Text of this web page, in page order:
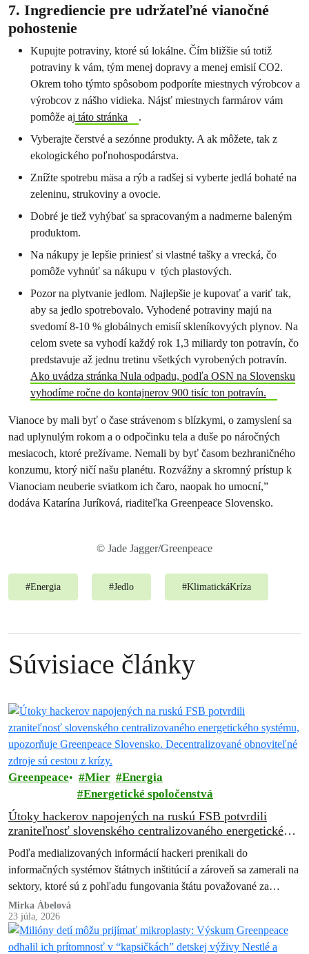
7. Ingrediencie pre udržateľné vianočné
pohostenie
Kupujte potraviny, ktoré sú lokálne. Čím bližšie sú totiž
potraviny k vám, tým menej dopravy a menej emisií CO2.
Okrem toho týmto spôsobom podporíte miestnych výrobcov a
výrobcov z nášho vidieka. Nájsť miestnych farmárov vám
pomôže aj táto stránka
.
Vyberajte čerstvé a sezónne produkty. A ak môžete, tak z
ekologického poľnohospodárstva.
Znížte spotrebu mäsa a rýb a radšej si vyberte jedlá bohaté na
zeleninu, strukoviny a ovocie.
Dobré je tiež vyhýbať sa spracovaným a nadmerne baleným
produktom.
Na nákupy je lepšie priniesť si vlastné tašky a vrecká, čo
pomôže vyhnúť sa nákupu v tých plastových.
Pozor na plytvanie jedlom. Najlepšie je kupovať a variť tak,
aby sa jedlo spotrebovalo. Vyhodené potraviny majú na
svedomí 8-10 % globálnych emisíí skleníkovyých plynov. Na
celom svete sa vyhodí každý rok 1,3 miliardy ton potravín, čo
predstavuje až jednu tretinu všetkých vyrobených potravín.
Ako uvádza stránka Nula odpadu, podľa OSN na Slovensku
vyhodíme ročne do kontajnerov 900 tisíc ton potravín.
Vianoce by mali byť o čase strávenom s blízkymi, o zamyslení sa
nad uplynulým rokom a o odpočinku tela a duše po náročných
mesiacoch, ktoré prežívame. Nemali by byť časom bezhraničného
konzumu, ktorý ničí našu planétu. Rozvážny a skromný prístup k
Vianociam neuberie sviatkom ich čaro, naopak ho umocní,”
dodáva Katarína Juríková, riaditeľka Greenpeace Slovensko.
© Jade Jagger/Greenpeace
#Energia #Jedlo #KlimatickáKríza
Súvisiace články
Greenpeace Mier
Energia
Energetické spoločenstvá
Útoky hackerov napojených na ruskú FSB potvrdili
zraniteľnosť slovenského centralizovaného energetického
systému, upozorňuje Greenpeace Slovensko.
Decentralizované obnoviteľné zdroje sú cestou z krízy.
Podľa medializovaných informácií hackeri prenikali do
informačných systémov štátnych inštitúcií a zároveň sa zamerali na
sektory, ktoré sú z pohľadu fungovania štátu považované za
kritické. Išlo najmä o energetiku, obranný…
Mirka Ábelová
23 júla, 2026